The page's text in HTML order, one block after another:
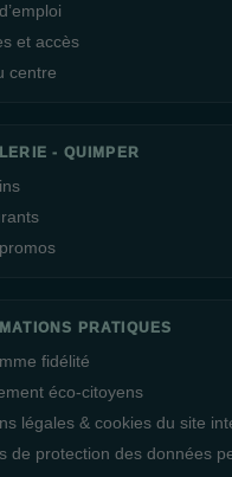
et accès
centre
- QUIMPER
PRATIQUES
fidélité
éco-citoyens
légales & cookies du site
de protection des données